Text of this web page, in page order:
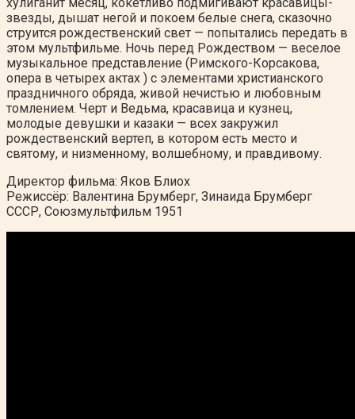
звезды, дышат негой и покоем белые снега, сказочно
струится рождественский свет — попытались передать в
этом мультфильме. Ночь перед Рождеством — веселое
музыкальное представление (Римского-Корсакова,
опера в четырех актах ) с элементами христианского
праздничного обряда, живой нечистью и любовным
томлением. Черт и Ведьма, красавица и кузнец,
молодые девушки и казаки — всех закружил
рождественский вертеп, в котором есть место и
святому, и низменному, волшебному, и правдивому.
Директор фильма: Яков Блиох
Режиссёр: Валентина Брумберг, Зинаида Брумберг
СССР, Союзмультфильм 1951